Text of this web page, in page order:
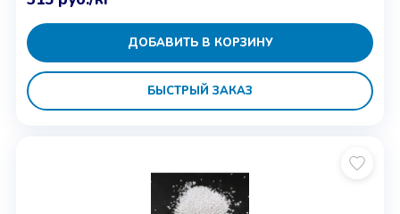
ДОБАВИТЬ В КОРЗИНУ
БЫСТРЫЙ ЗАКАЗ